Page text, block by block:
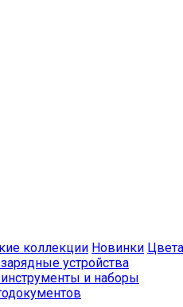
коллекции Новинки Цвета
устройства
и наборы